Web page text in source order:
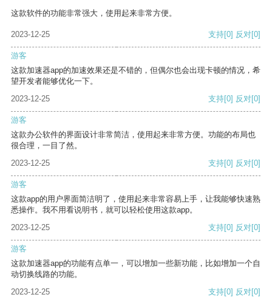
这款软件的功能非常强大，使用起来非常方便。
2023-12-25 支持[0] 反对[0]
游客
这款加速器app的加速效果还是不错的，但偶尔也会出现卡顿的情况，希
望开发者能够优化一下。
2023-12-25
支持[0] 反对[0]
游客
这款办公软件的界面设计非常简洁，使用起来非常方便。功能的布局也
很合理，一目了然。
2023-12-25
支持[0] 反对[0]
游客
这款app的用户界面简洁明了，使用起来非常容易上手，让我能够快速熟
悉操作。我不用看说明书，就可以轻松使用这款app。
2023-12-25
支持[0] 反对[0]
游客
这款加速器app的功能有点单一，可以增加一些新功能，比如增加一个自
动切换线路的功能。
2023-12-25
支持[0] 反对[0]